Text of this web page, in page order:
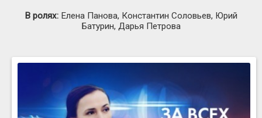
В ролях: Елена Панова, Константин Соловьев, Юрий
Батурин, Дарья Петрова